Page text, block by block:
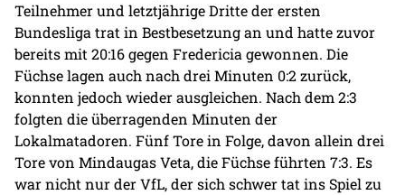
Teilnehmer und letztjährige Dritte der ersten
Bundesliga trat in Bestbesetzung an und hatte zuvor
bereits mit 20:16 gegen Fredericia gewonnen. Die
Füchse lagen auch nach drei Minuten 0:2 zurück,
konnten jedoch wieder ausgleichen. Nach dem 2:3
folgten die überragenden Minuten der
Lokalmatadoren. Fünf Tore in Folge, davon allein drei
Tore von Mindaugas Veta, die Füchse führten 7:3. Es
war nicht nur der VfL, der sich schwer tat ins Spiel zu